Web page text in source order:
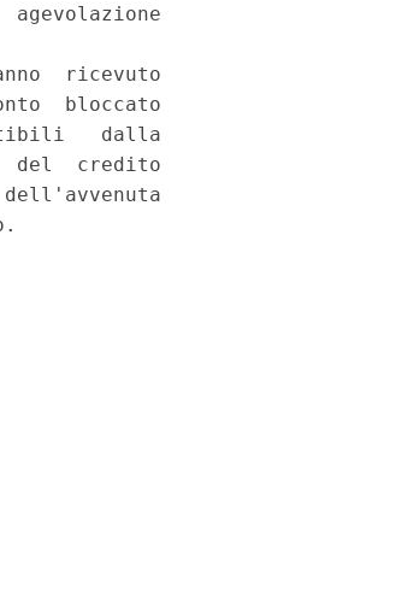
ricevuto
bloccato
dalla
del  credito